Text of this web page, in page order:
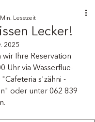
Lecker!
Lesezeit
2025
Ihre Reservation
Uhr via Wasserflue-
s'zähni -
oder unter 062 839